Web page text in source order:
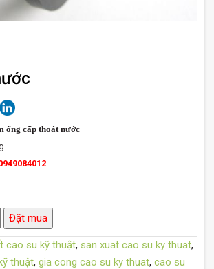
ống cấp thoát nước
Đặt mua
cao su kỹ thuật, san xuat cao su ky thuat,
thuật, gia cong cao su ky thuat, cao su